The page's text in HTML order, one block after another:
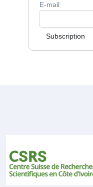
E-mail
Subscription